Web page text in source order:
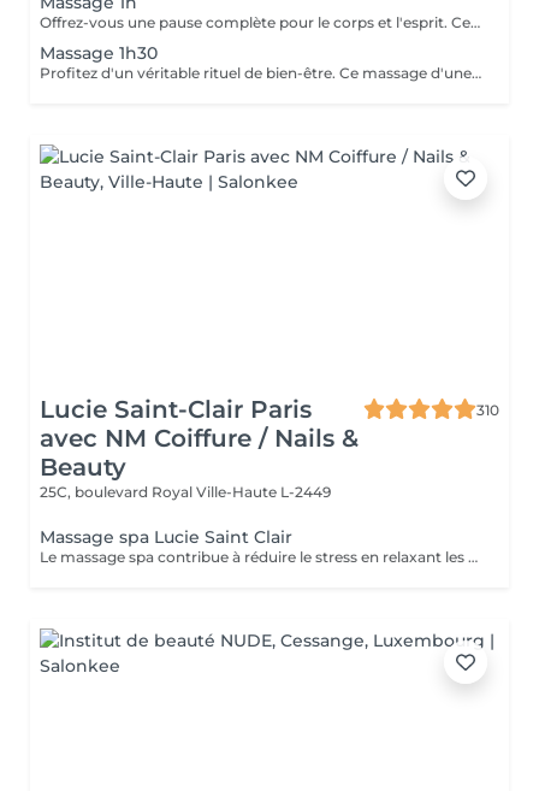
Offrez-vous une pause complète pour le corps et l'esprit. Ce massage d'une heure détend en profondeur les muscles, libère les tensions et procure une relaxation durable. Un moment idéal pour retrouver énergie, équilibre et bien-être.
Massage 1h30
Profitez d'un véritable rituel de bien-être. Ce massage d'une heure et demi offre une relaxation intense, soulage les tensions et revitalise le corps et l'esprit. Un moment privilégié pour se ressourcer pleinement et retrouver sérénité et vitalité.
Lucie Saint-Clair Paris
avec NM Coiffure / Nails &
Beauty
310
25C, boulevard Royal Ville-Haute L-2449
Massage spa Lucie Saint Clair
Le massage spa contribue à réduire le stress en relaxant les muscles et en libérant vos endorphines .